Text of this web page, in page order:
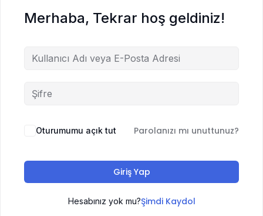
Merhaba, Tekrar hoş geldiniz!
Oturumumu açık tut Parolanızı mı unuttunuz?
Giriş Yap
Hesabınız yok mu?Şimdi Kaydol